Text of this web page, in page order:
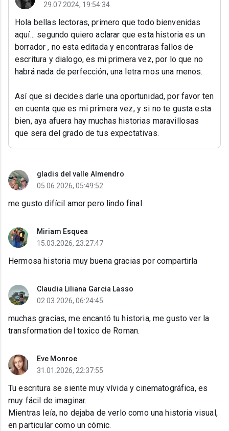
29.07.2024, 19:54:34
Hola bellas lectoras, primero que todo bienvenidas
aquí... segundo quiero aclarar que esta historia es un
borrador , no esta editada y encontraras fallos de
escritura y dialogo, es mi primera vez, por lo que no
habrá nada de perfección, una letra mos una menos.
Así que si decides darle una oportunidad, por favor ten
en cuenta que es mi primera vez, y si no te gusta esta
bien, aya afuera hay muchas historias maravillosas
que sera del grado de tus expectativas.
gladis del valle Almendro
05.06.2026, 05:49:52
me gusto difícil amor pero lindo final
Miriam Esquea
15.03.2026, 23:27:47
Hermosa historia muy buena gracias por compartirla
Claudia Liliana Garcia Lasso
02.03.2026, 06:24:45
muchas gracias, me encantó tu historia, me gusto ver la
transformation del toxico de Roman.
Eve Monroe
31.01.2026, 22:37:55
Tu escritura se siente muy vívida y cinematográfica, es
muy fácil de imaginar.
Mientras leía, no dejaba de verlo como una historia visual,
en particular como un cómic.